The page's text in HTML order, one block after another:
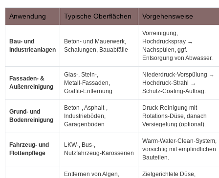
Anwendung Typische Oberflächen Vorgehensweise
Bau‑ und
Industrieanlagen
Beton‑ und Mauerwerk,
Schalungen, Bauabfälle
Vorreinigung,
Hochdruckspray →
Nachspülen, ggf.
Entsorgung von Abwasser.
Fassaden‑ &
Außenreinigung
Glas‑, Stein‑,
Metall‑Fassaden,
Graffiti‑Entfernung
Niederdruck‑Vorspülung →
Hochdruck‑Strahl →
Schutz‑Coating‑Auftrag.
Grund‑ und
Bodenreinigung
Beton‑, Asphalt‑,
Industrieböden,
Garagenböden
Druck‑Reinigung mit
Rotations‑Düse, danach
Versiegelung (optional).
Fahrzeug‑ und
Flottenpflege
LKW‑, Bus‑,
Nutzfahrzeug‑Karosserien
Warm‑Water‑Clean‑System,
vorsichtig mit empfindlichen
Bauteilen.
Entfernen von Algen,
Zielgerichtete Düse,